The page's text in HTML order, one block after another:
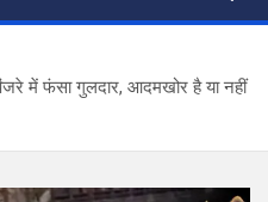
में फंसा गुलदार, आदमखोर है या नहीं